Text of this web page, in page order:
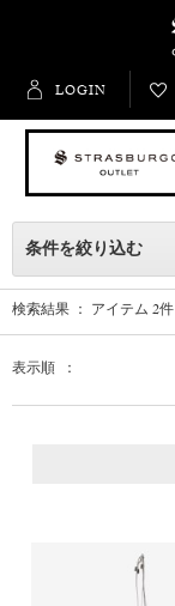
LOGIN
条件を絞り込む
検索結果 ： アイテム 2件
表示順 ：